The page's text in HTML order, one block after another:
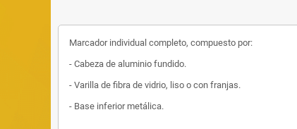
Marcador individual completo, compuesto por:
- Cabeza de aluminio fundido.
- Varilla de fibra de vidrio, liso o con franjas.
- Base inferior metálica.